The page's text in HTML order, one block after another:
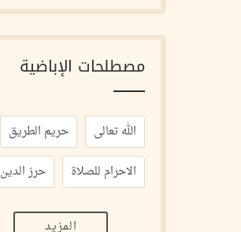
مصطلحات الإباضية
الله تعالى
حريم الطريق
الاحرام للصلاة
حرز الدين
المزيد